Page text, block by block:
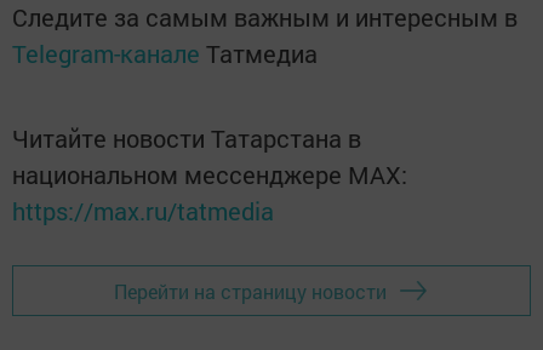
Следите за самым важным и интересным в
Telegram-канале Татмедиа
Читайте новости Татарстана в
национальном мессенджере MАХ:
https://max.ru/tatmedia
Перейти на страницу новости